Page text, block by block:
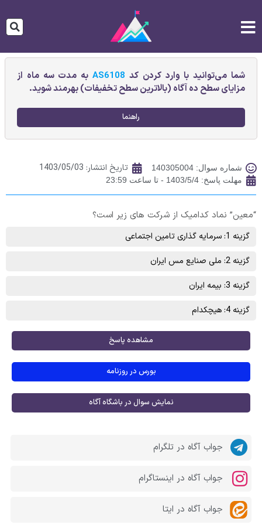
شما می‌توانید با وارد کردن کد AS6108به مدت سه ماه از
مزایای سطح ده آگاه (بالاترین سطح تخفیفات) بهرمند شوید.
راهنما
شماره سوال: 140305004 تاریخ انتشار: 1403/05/03
مهلت پاسخ: 1403/5/4 - تا ساعت 23:59
“معین” نماد کدامیک از شرکت های زیر است؟
گزینه 1: سرمايه گذاری تامين اجتماعی
گزینه 2: ملی صنايع‌ مس‌ ايران‌
گزینه 3: بیمه ایران
گزینه 4: هیچکدام
مشاهده پاسخ
بورس در روزنامه
نمایش سوال در باشگاه آگاه
جواب آگاه در تلگرام
جواب آگاه در اینستاگرام
جواب آگاه در ایتا